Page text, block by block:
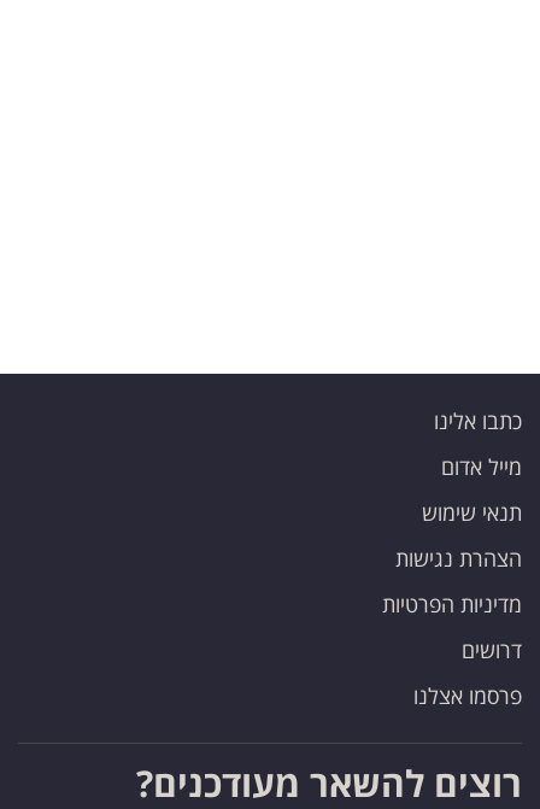
כתבו אלינו
מייל אדום
תנאי שימוש
הצהרת נגישות
מדיניות הפרטיות
דרושים
פרסמו אצלנו
רוצים להשאר מעודכנים?